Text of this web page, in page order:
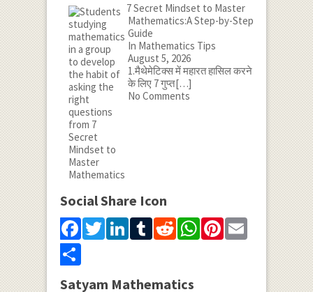
7 Secret Mindset to Master
Mathematics:A Step-by-Step
Guide
In Mathematics Tips
August 5, 2026
1.मैथेमेटिक्स में महारत हासिल करने
के लिए 7 गुप्त[…]
No Comments
Social Share Icon
Facebook
Twitter
LinkedIn
Tumblr
Reddit
WhatsApp
Pinterest
Email
Share
Satyam Mathematics